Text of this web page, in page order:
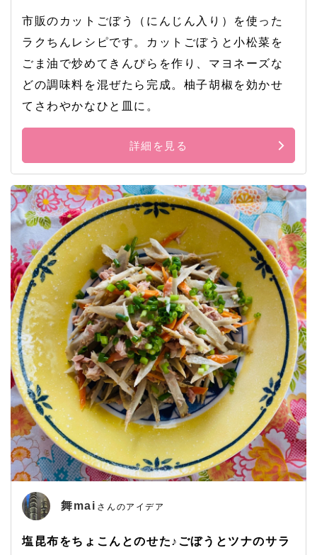
市販のカットごぼう（にんじん入り）を使った
ラクちんレシピです。カットごぼうと小松菜を
ごま油で炒めてきんぴらを作り、マヨネーズな
どの調味料を混ぜたら完成。柚子胡椒を効かせ
てさわやかなひと皿に。
詳細を見る
舞mai さんのアイデア
塩昆布をちょこんとのせた♪ごぼうとツナのサラ